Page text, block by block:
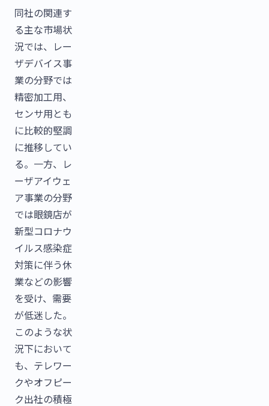
同社の関連す
る主な市場状
況では、レー
ザデバイス事
業の分野では
精密加工用、
センサ用とも
に比較的堅調
に推移してい
る。一方、レ
ーザアイウェ
ア事業の分野
では眼鏡店が
新型コロナウ
イルス感染症
対策に伴う休
業などの影響
を受け、需要
が低迷した。
このような状
況下において
も、テレワー
クやオフピー
ク出社の積極